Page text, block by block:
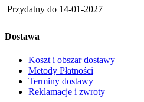
Przydatny do 14-01-2027
Dostawa
Koszt i obszar dostawy
Metody Płatności
Terminy dostawy
Reklamacje i zwroty